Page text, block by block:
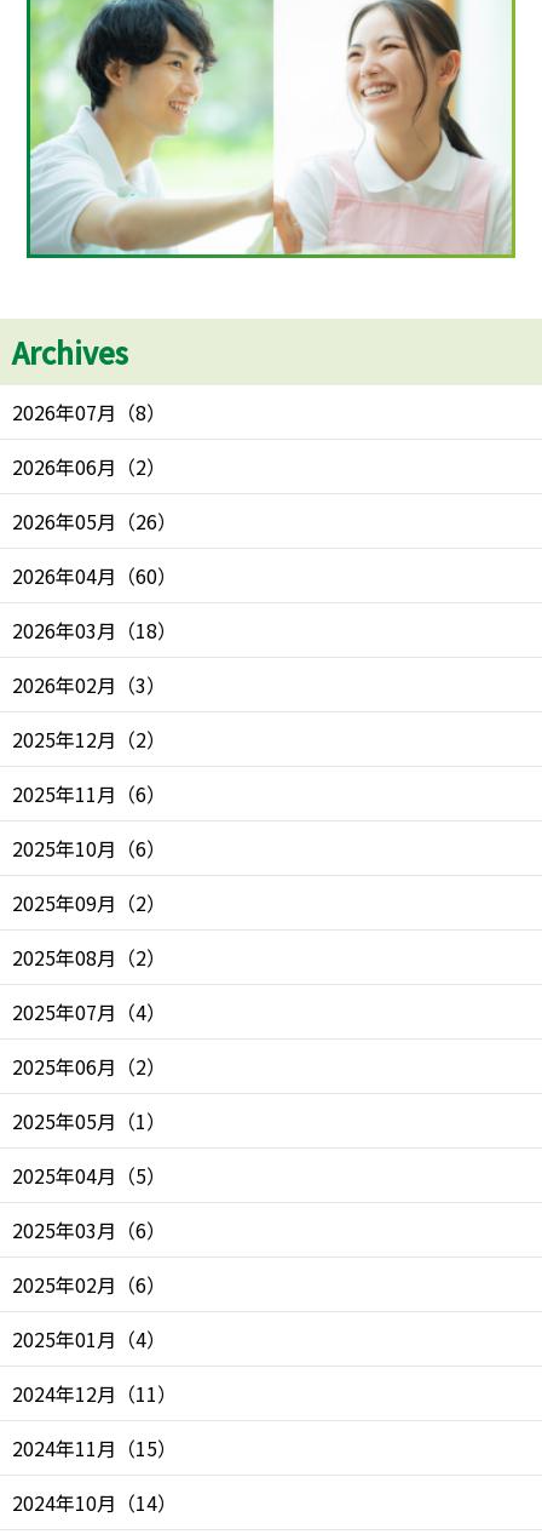
Archives
2026年07月 （8）
2026年06月 （2）
2026年05月 （26）
2026年04月 （60）
2026年03月 （18）
2026年02月 （3）
2025年12月 （2）
2025年11月 （6）
2025年10月 （6）
2025年09月 （2）
2025年08月 （2）
2025年07月 （4）
2025年06月 （2）
2025年05月 （1）
2025年04月 （5）
2025年03月 （6）
2025年02月 （6）
2025年01月 （4）
2024年12月 （11）
2024年11月 （15）
2024年10月 （14）